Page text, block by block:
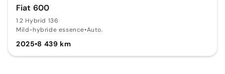
Fiat 600
1.2 Hybrid 136
Mild-hybride essence•Auto.
2025•8 439 km